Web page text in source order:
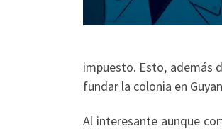
impuesto. Esto, además
fundar la colonia en
Al interesante aunque